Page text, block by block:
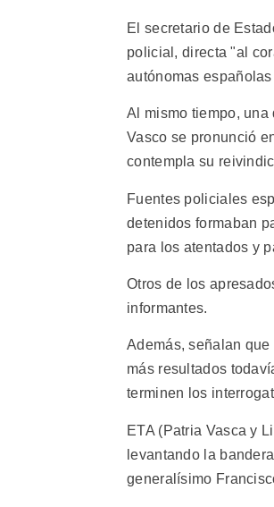
El secretario de
policial, directa "al
autónomas
Al mismo tiempo,
Vasco se pronunció
contempla su
Fuentes policiales
detenidos formaban
para los atentados y
Otros de los
informantes.
Además, señalan
más resultados
terminen los
ETA (Patria Vasca y
levantando la
generalísimo